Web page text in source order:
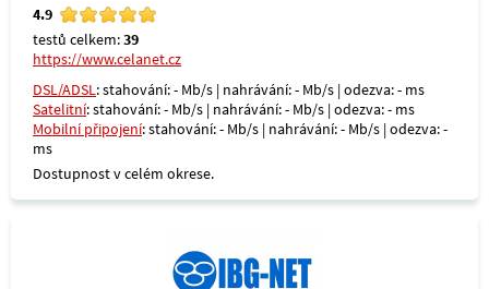
4.9
testů celkem:39
https://www.celanet.cz
DSL/ADSL: stahování: - Mb/s | nahrávání: - Mb/s | odezva: - ms
Satelitní: stahování: - Mb/s | nahrávání: - Mb/s | odezva: - ms
Mobilní připojení: stahování: - Mb/s | nahrávání: - Mb/s | odezva: -
ms
Dostupnost v celém okrese.